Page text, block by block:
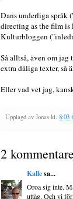
Dans underliga språk
directing as the film is
Kulturbloggen
Så alltså, även om jag
extra dåliga texter, så
Eller vad vet jag,
Upplagd av Jonas kl. 8:03
2
Kallesa...
Oroa sig inte.
uttåg. Och vi